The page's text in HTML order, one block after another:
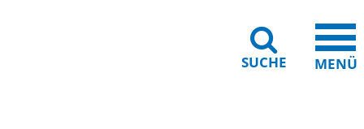
SUCHE MENÜ